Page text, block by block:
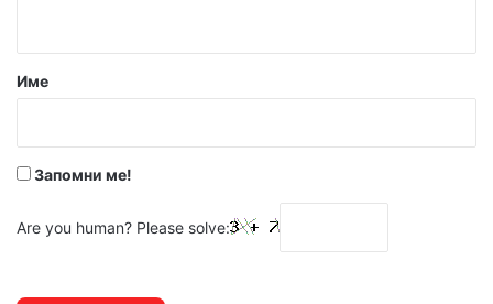
р
Име
Запомни ме!
Are you human? Please solve: